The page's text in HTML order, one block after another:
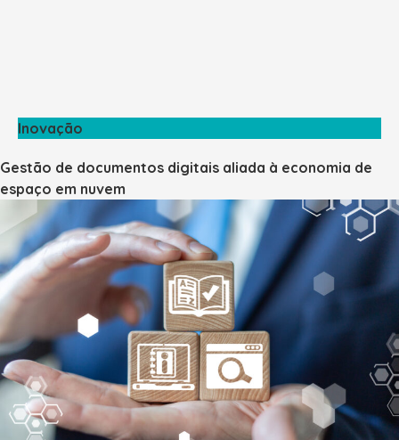
Inovação
Gestão de documentos digitais aliada à economia de
espaço em nuvem